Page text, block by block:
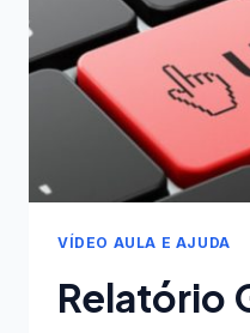
FINANÇAS
PESSOAIS
VÍDEO AULA E AJUDA
Relatório